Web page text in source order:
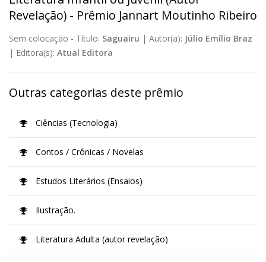
Revelação) - Prêmio Jannart Moutinho Ribeiro
Sem colocação - Título: Saguairu | Autor(a): Júlio Emílio Braz
| Editora(s): Atual Editora
Outras categorias deste prêmio
Ciências (Tecnologia)
Contos / Crônicas / Novelas
Estudos Literários (Ensaios)
Ilustração.
Literatura Adulta (autor revelação)